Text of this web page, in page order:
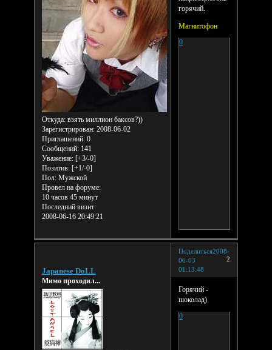
Откуда:взять миллион баксов?))
Зарегистрирован: 2008-06-02
Приглашений:0
Сообщений:141
Уважение: [+3/-0]
Позитив: [+1/-0]
Пол:Мужской
Провел на форуме:
10 часов 45 минут
Последний визит:
2008-06-16 20:49:21
горячий.
Магнитофон
0
Поделиться
2
2008-
06-03
01:13:48
Japanese DoLL
Мимо проходил...
Горячий -
шоколад)
0